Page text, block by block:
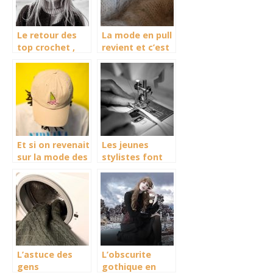
Le retour des
top crochet ,
qui revient en
force
La mode en pull
revient et c’est
Et si on revenait
sur la mode des
Les jeunes
stylistes font
leur surjeteuse
L’astuce des
gens
L’obscurite
gothique en